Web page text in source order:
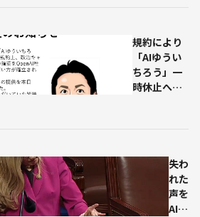
＆ガ
イダ
ン
ス」
著作
権リ
スク
対策
規約により
「AIゆうい
ちろう」一
時休止へ。
玉木雄一郎
氏「Gemini
で検討中」
失わ
れた
声を
AIで